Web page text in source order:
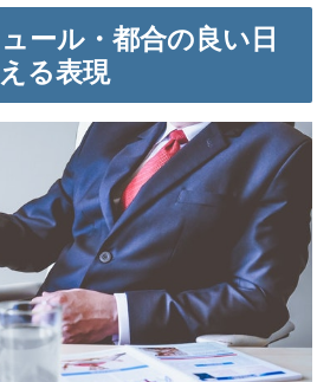
ール・都合の良い日
る表現